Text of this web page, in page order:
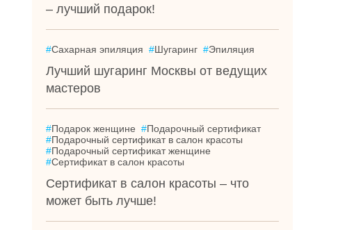
– лучший подарок!
#Сахарная эпиляция #Шугаринг #Эпиляция
Лучший шугаринг Москвы от ведущих
мастеров
#Подарок женщине #Подарочный сертификат
#Подарочный сертификат в салон красоты
#Подарочный сертификат женщине
#Сертификат в салон красоты
Сертификат в салон красоты – что
может быть лучше!